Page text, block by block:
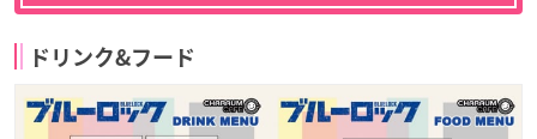
ドリンク&フード